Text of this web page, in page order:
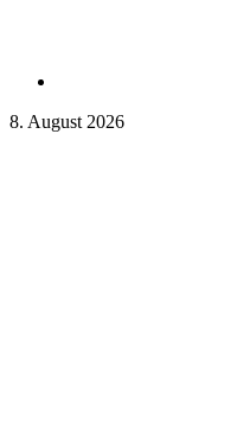
8. August 2026